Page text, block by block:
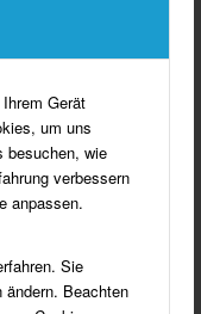
Gerät
um uns
besuchen, wie
verbessern
anpassen.
Sie
ändern. Beachten
ZUM